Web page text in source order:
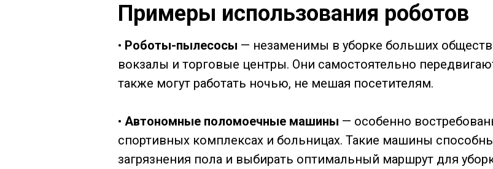
Примеры использования роботов
• Роботы-пылесосы — незаменимы в уборке больших
вокзалы и торговые центры. Они самостоятельно
также могут работать ночью, не мешая посетителям.
• Автономные поломоечные машины — особенно
спортивных комплексах и больницах. Такие машины
загрязнения пола и выбирать оптимальный маршрут для